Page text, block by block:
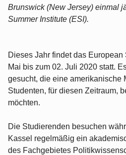
Brunswick (New Jersey) einmal
Summer Institute (ESI).
Dieses Jahr findet das European
Mai bis zum 02. Juli 2020 statt.
gesucht, die eine amerikanische
Studenten, für diesen Zeitraum,
möchten.
Die Studierenden besuchen
Kassel regelmäßig ein
des Fachgebietes